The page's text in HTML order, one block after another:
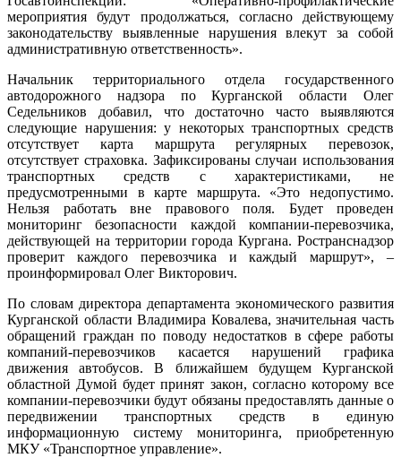
мероприятия будут продолжаться, согласно действующему
законодательству выявленные нарушения влекут за собой
административную ответственность».
Начальник территориального отдела государственного
автодорожного надзора по Курганской области Олег
Седельников добавил, что достаточно часто выявляются
следующие нарушения: у некоторых транспортных средств
отсутствует карта маршрута регулярных перевозок,
отсутствует страховка. Зафиксированы случаи использования
транспортных средств с характеристиками, не
предусмотренными в карте маршрута. «Это недопустимо.
Нельзя работать вне правового поля. Будет проведен
мониторинг безопасности каждой компании-перевозчика,
действующей на территории города Кургана. Ространснадзор
проверит каждого перевозчика и каждый маршрут», –
проинформировал Олег Викторович.
По словам директора департамента экономического развития
Курганской области Владимира Ковалева, значительная часть
обращений граждан по поводу недостатков в сфере работы
компаний-перевозчиков касается нарушений графика
движения автобусов. В ближайшем будущем Курганской
областной Думой будет принят закон, согласно которому все
компании-перевозчики будут обязаны предоставлять данные о
передвижении транспортных средств в единую
информационную систему мониторинга, приобретенную
МКУ «Транспортное управление».